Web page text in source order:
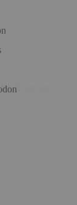
dir die App!